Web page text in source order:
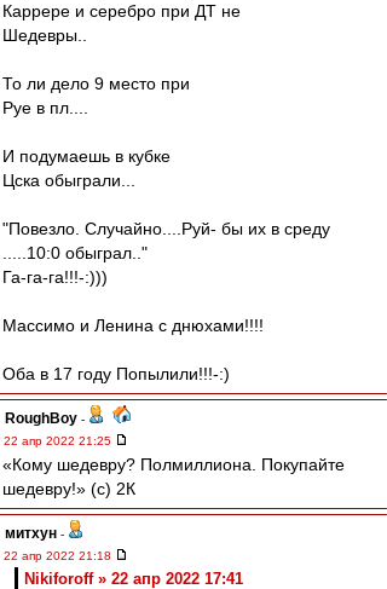
Каррере и серебро при ДТ не
Шедевры..
То ли дело 9 место при
Руе в пл....
И подумаешь в кубке
Цска обыграли...
"Повезло. Случайно....Руй- бы их в среду
.....10:0 обыграл.."
Га-га-га!!!-:)))
Массимо и Ленина с днюхами!!!!
Оба в 17 году Попылили!!!-:)
RoughBoy -
22 апр 2022 21:25
«Кому шедевру? Полмиллиона. Покупайте
шедевру!» (c) 2К
митхун -
22 апр 2022 21:18
Nikiforoff » 22 апр 2022 17:41